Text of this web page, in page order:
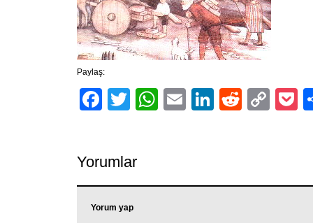
Paylaş:
Facebook
TwitterWhatsApp
EmailLinkedIn
Reddit
Yorumlar
Yorum yap